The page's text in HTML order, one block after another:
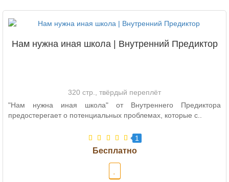
Нам нужна иная школа | Внутренний Предиктор
320 стр., твёрдый переплёт
"Нам нужна иная школа" от Внутреннего Предиктора
предостерегает о потенциальных проблемах, которые с..
1